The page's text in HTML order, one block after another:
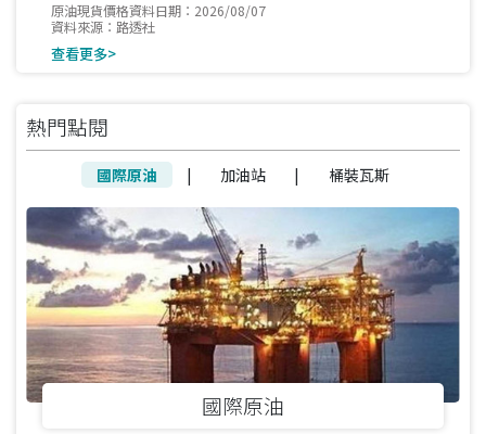
原油現貨價格資料日期：2026/08/07
資料來源：路透社
查看更多>
熱門點閱
國際原油 | 加油站 | 桶裝瓦斯
國際原油